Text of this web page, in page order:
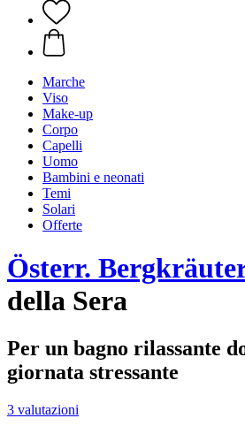
Marche
Viso
Make-up
Corpo
Capelli
Uomo
Bambini e neonati
Temi
Solari
Offerte
Österr.
della Sera
Per un bagno rilassante
giornata stressante
3 valutazioni